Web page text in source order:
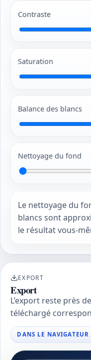
Contraste
Saturation
Balance des blancs
Nettoyage du fond
Le nettoyage du
blancs sont
le résultat vous-
EXPORT
Export
L’export reste près
téléchargé
DANS LE NAVIGATEUR